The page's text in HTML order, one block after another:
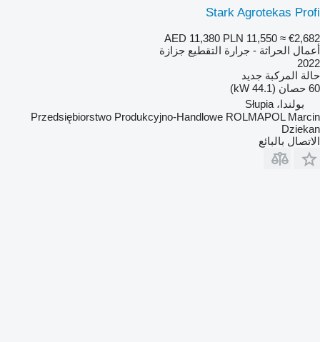
Stark Agrotekas Profi
AED 11,380 PLN 11,550 ≈ €2,682
أعمال الحراثة - جرارة التقطيع جزازة
2022
حالة المركبة جديد
60 حصان (44.1 kW)
بولندا، Słupia
Przedsiębiorstwo Produkcyjno-Handlowe ROLMAPOL Marcin
Dziekan
الاتصال بالبائع